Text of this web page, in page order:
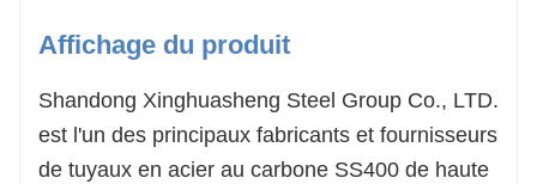
Affichage du produit
Shandong Xinghuasheng Steel Group Co., LTD.
est l'un des principaux fabricants et fournisseurs
de tuyaux en acier au carbone SS400 de haute